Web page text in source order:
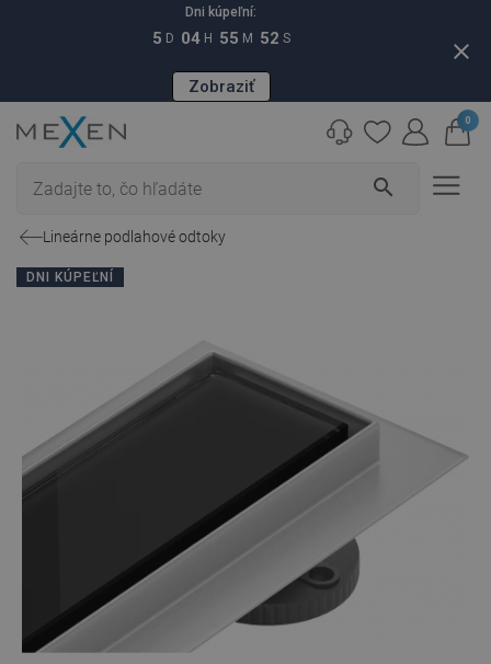
Dni kúpeľní:
5 D 04 H 55 M 51 S
Zobraziť
close
search
0
Lineárne podlahové odtoky
DNI KÚPEĽNÍ